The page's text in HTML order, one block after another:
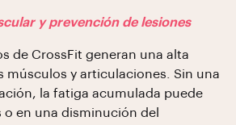
y prevención de lesiones
de CrossFit generan una alta
músculos y articulaciones. Sin una
la fatiga acumulada puede
o en una disminución del